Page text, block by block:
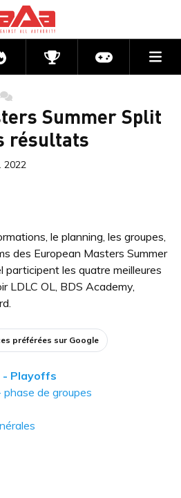
Directs CompétitionsActu jeux
commentaires
Summer Split
résultats
2022
AUX
le planning, les groupes,
des European Masters Summer
participent les quatre meilleures
LDLC OL, BDS Academy,
préférées sur Google
- Playoffs
de groupes